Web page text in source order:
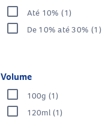
Até 10% (1)
De 10% até 30% (1)
Volume
100g (1)
120ml (1)